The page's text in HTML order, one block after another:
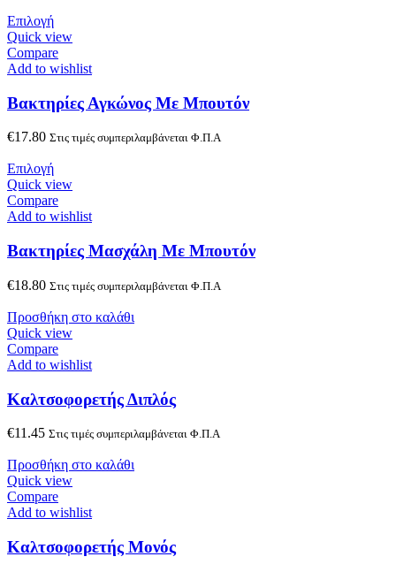
Επιλογή
Quick view
Compare
Add to wishlist
Bακτηρίες Αγκώνος Με Μπουτόν
€17.80 Στις τιμές συμπεριλαμβάνεται Φ.Π.Α
Επιλογή
Quick view
Compare
Add to wishlist
Bακτηρίες Μασχάλη Με Μπουτόν
€18.80 Στις τιμές συμπεριλαμβάνεται Φ.Π.Α
Προσθήκη στο καλάθι
Quick view
Compare
Add to wishlist
Kαλτσοφορετής Διπλός
€11.45 Στις τιμές συμπεριλαμβάνεται Φ.Π.Α
Προσθήκη στο καλάθι
Quick view
Compare
Add to wishlist
Kαλτσοφορετής Μονός